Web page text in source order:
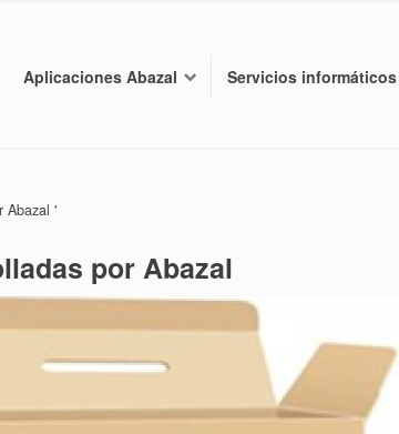
Aplicaciones Abazal Servicios informáticos
Abazal '
por Abazal